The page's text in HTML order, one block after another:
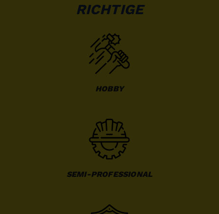
RICHTIGE
HOBBY
SEMI-PROFESSIONAL